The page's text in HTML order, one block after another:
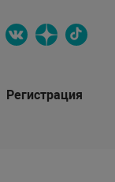
Регистрация